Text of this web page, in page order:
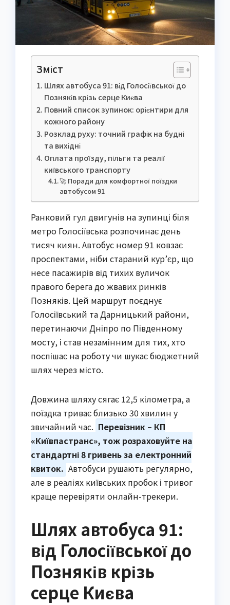
Зміст
Шлях автобуса 91: від Голосіївської до
Позняків крізь серце Києва
Повний список зупинок: орієнтири для
кожного району
Розклад руху: точний графік на будні
та вихідні
Оплата проїзду, пільги та реалії
київського транспорту
🚀 Поради для комфортної поїздки
автобусом 91
Ранковий гул двигунів на зупинці біля
метро Голосіївська розпочинає день
тисяч киян. Автобус номер 91 ковзає
проспектами, ніби стараний кур’єр, що
несе пасажирів від тихих вуличок
правого берега до жвавих ринків
Позняків. Цей маршрут поєднує
Голосіївський та Дарницький райони,
перетинаючи Дніпро по Південному
мосту, і став незамінним для тих, хто
поспішає на роботу чи шукає бюджетний
шлях через місто.
Довжина шляху сягає 12,5 кілометра, а
поїздка триває близько 30 хвилин у
звичайний час. Перевізник – КП
«Київпастранс», тож розраховуйте на
стандартні 8 гривень за електронний
квиток. Автобуси рушають регулярно,
але в реаліях київських пробок і тривог
краще перевіряти онлайн-трекери.
Шлях автобуса 91:
від Голосіївської до
Позняків крізь
серце Києва